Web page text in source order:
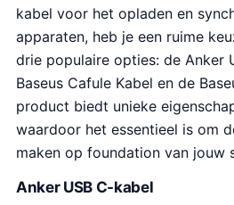
kabel voor het opladen en
apparaten, heb je een ruime
drie populaire opties: de Anker
Baseus Cafule Kabel en de
product biedt unieke
waardoor het essentieel is om
maken op foundation van jouw
Anker USB C-kabel